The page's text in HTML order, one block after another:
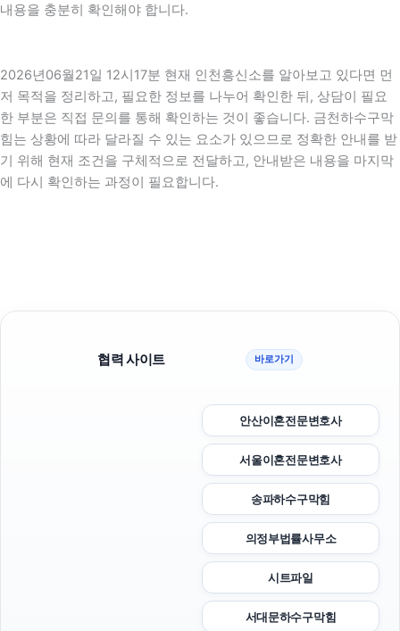
내용을 충분히 확인해야 합니다.
2026년06월21일 12시17분 현재 인천흥신소를 알아보고 있다면 먼
저 목적을 정리하고, 필요한 정보를 나누어 확인한 뒤, 상담이 필요
한 부분은 직접 문의를 통해 확인하는 것이 좋습니다. 금천하수구막
힘는 상황에 따라 달라질 수 있는 요소가 있으므로 정확한 안내를 받
기 위해 현재 조건을 구체적으로 전달하고, 안내받은 내용을 마지막
에 다시 확인하는 과정이 필요합니다.
협력 사이트 바로가기
안산이혼전문변호사
서울이혼전문변호사
송파하수구막힘
의정부법률사무소
시트파일
서대문하수구막힘